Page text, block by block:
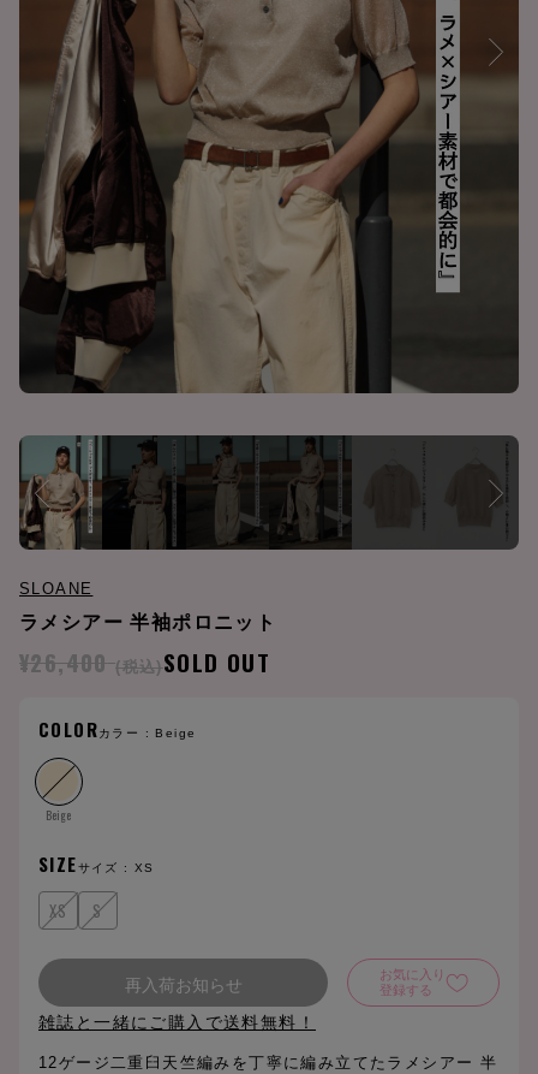
SLOANE
ラメシアー 半袖ポロニット
¥26,400 (税込)SOLD OUT
COLORカラー : Beige
Beige
SIZEサイズ :XS
XS S
再入荷お知らせ
お気に入り
登録する
雑誌と一緒にご購入で送料無料！
12ゲージ二重臼天竺編みを丁寧に編み立てたラメシアー 半